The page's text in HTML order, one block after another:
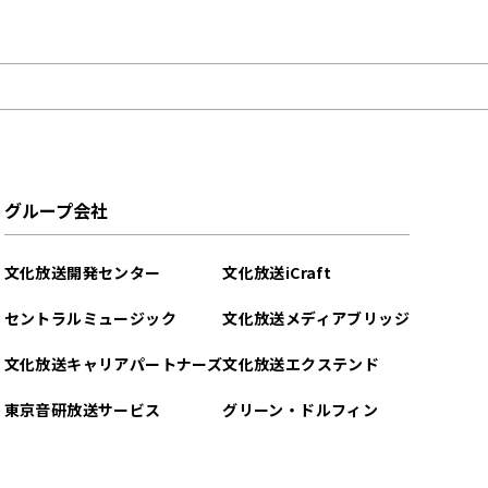
グループ会社
文化放送開発センター
セントラルミュージック
文化放送キャリアパートナーズ
東京音研放送サービス
文化放送iCraft
文化放送メディアブリッジ
文化放送エクステンド
グリーン・ドルフィン